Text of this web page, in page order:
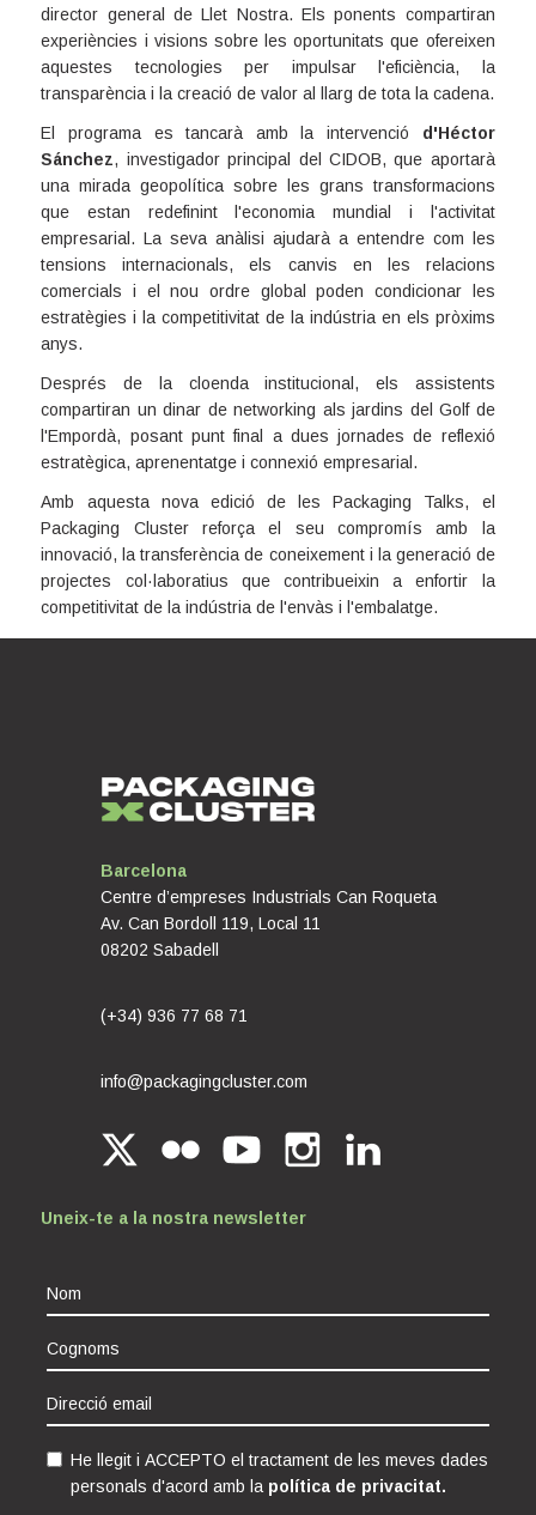
director general de Llet Nostra. Els ponents compartiran
experiències i visions sobre les oportunitats que ofereixen
aquestes tecnologies per impulsar l'eficiència, la
transparència i la creació de valor al llarg de tota la cadena.
El programa es tancarà amb la intervenció d'Héctor
Sánchez, investigador principal del CIDOB, que aportarà
una mirada geopolítica sobre les grans transformacions
que estan redefinint l'economia mundial i l'activitat
empresarial. La seva anàlisi ajudarà a entendre com les
tensions internacionals, els canvis en les relacions
comercials i el nou ordre global poden condicionar les
estratègies i la competitivitat de la indústria en els pròxims
anys.
Després de la cloenda institucional, els assistents
compartiran un dinar de networking als jardins del Golf de
l'Empordà, posant punt final a dues jornades de reflexió
estratègica, aprenentatge i connexió empresarial.
Amb aquesta nova edició de les Packaging Talks, el
Packaging Cluster reforça el seu compromís amb la
innovació, la transferència de coneixement i la generació de
projectes col·laboratius que contribueixin a enfortir la
competitivitat de la indústria de l'envàs i l'embalatge.
Barcelona
Centre d’empreses Industrials Can Roqueta
Av. Can Bordoll 119, Local 11
08202 Sabadell
(+34) 936 77 68 71
info@packagingcluster.com
Uneix-te a la nostra newsletter
He llegit i ACCEPTO el tractament de les meves dades
personals d'acord amb la política de privacitat.